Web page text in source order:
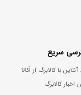
سریع
با کالابرگ از اُکالا
اخبار کالابرگ